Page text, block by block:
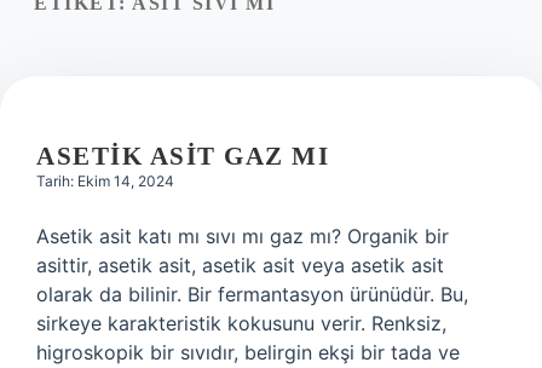
ASETIK ASIT GAZ MI
Tarih: Ekim 14, 2024
Asetik asit katı mı sıvı mı gaz mı? Organik bir
asittir, asetik asit, asetik asit veya asetik asit
olarak da bilinir. Bir fermantasyon ürünüdür. Bu,
sirkeye karakteristik kokusunu verir. Renksiz,
higroskopik bir sıvıdır, belirgin ekşi bir tada ve